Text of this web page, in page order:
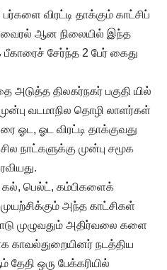
பர்களை விரட்டி தாக்கும் காட்சிப்
வைரல் ஆன நிலையில் இந்த
சேர்ந்த 2 பேர் கைது
அடுத்த திலகர்நகர் பகுதி யில்
வடமாநில தொழி லாளர்கள்
ஓட, ஓட விரட்டி தாக்குவது
நாட்களுக்கு முன்பு சமூக
கல், பெல்ட், கம்பிகளைக்
அந்த காட்சிகள்
முழுவதும் அதிர்வலை களை
காவல்துறையினர் நடத்திய
ஒரு பேக்கரியில்